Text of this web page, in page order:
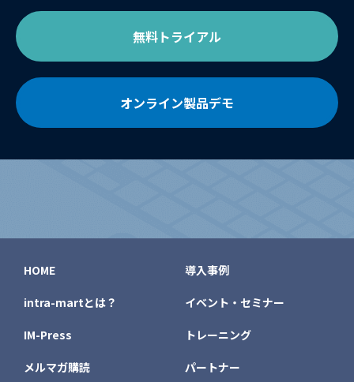
無料トライアル
オンライン製品デモ
HOME
intra-martとは？
IM-Press
メルマガ購読
導入事例
イベント・セミナー
トレーニング
パートナー